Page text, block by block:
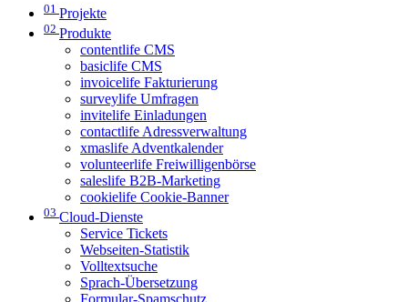
01 Projekte
02 Produkte
contentlife CMS
basiclife CMS
invoicelife Fakturierung
surveylife Umfragen
invitelife Einladungen
contactlife Adressverwaltung
xmaslife Adventkalender
volunteerlife Freiwilligenbörse
saleslife B2B-Marketing
cookielife Cookie-Banner
03 Cloud-Dienste
Service Tickets
Webseiten-Statistik
Volltextsuche
Sprach-Übersetzung